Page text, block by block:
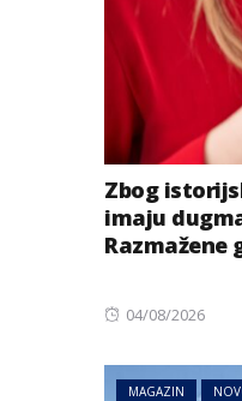
Zbog
imaju
Razmažene
Posted
04/08/2026
MAGAZIN